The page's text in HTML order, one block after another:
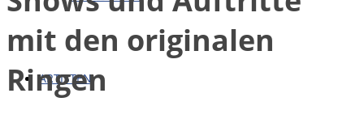
ARTISTEN
mit den originalen
Ringen